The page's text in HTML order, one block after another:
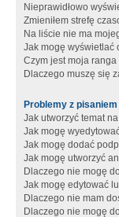
Nieprawidłowo
Zmieniłem strefę
Na liście nie ma
Jak mogę wyświetlać
Czym jest moja
Dlaczego muszę się
Problemy z pisaniem
Jak utworzyć temat
Jak mogę
Jak mogę dodać
Jak mogę utworzyć
Dlaczego nie mogę
Jak mogę edytować
Dlaczego nie mam
Dlaczego nie mogę